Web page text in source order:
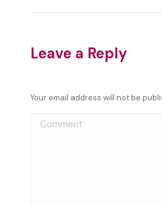
Leave a Reply
Your email address will not be
Comment